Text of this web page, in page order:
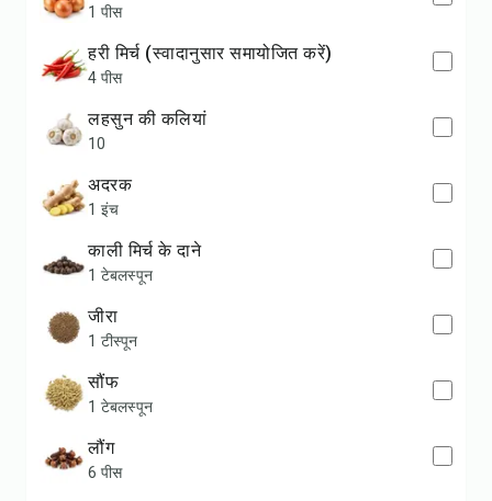
1 पीस
हरी मिर्च (स्वादानुसार समायोजित करें)
4 पीस
लहसुन की कलियां
10
अदरक
1 इंच
काली मिर्च के दाने
1 टेबलस्पून
जीरा
1 टीस्पून
सौंफ
1 टेबलस्पून
लौंग
6 पीस